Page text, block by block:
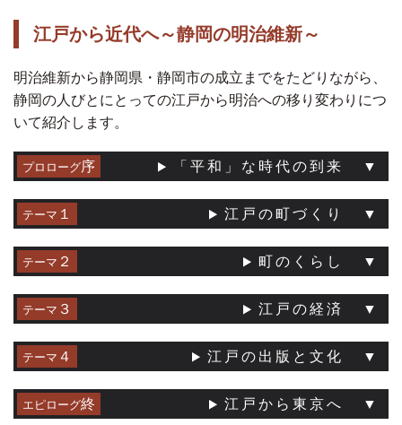
江戸から近代へ～静岡の明治維新～
明治維新から静岡県・静岡市の成立までをたどりながら、
静岡の人びとにとっての江戸から明治への移り変わりにつ
いて紹介します。
プロローグ序 「平和」な時代の到来
テーマ １ 江戸の町づくり
テーマ ２ 町のくらし
テーマ ３ 江戸の経済
テーマ ４ 江戸の出版と文化
エピローグ終 江戸から東京へ